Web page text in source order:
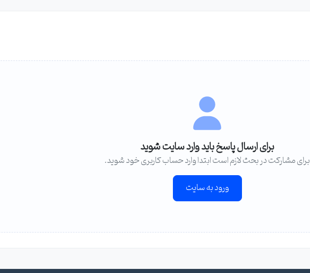
برای ارسال پاسخ باید وارد سایت شوید
برای مشارکت در بحث لازم است ابتدا وارد حساب کاربری خود شوید.
ورود به سایت